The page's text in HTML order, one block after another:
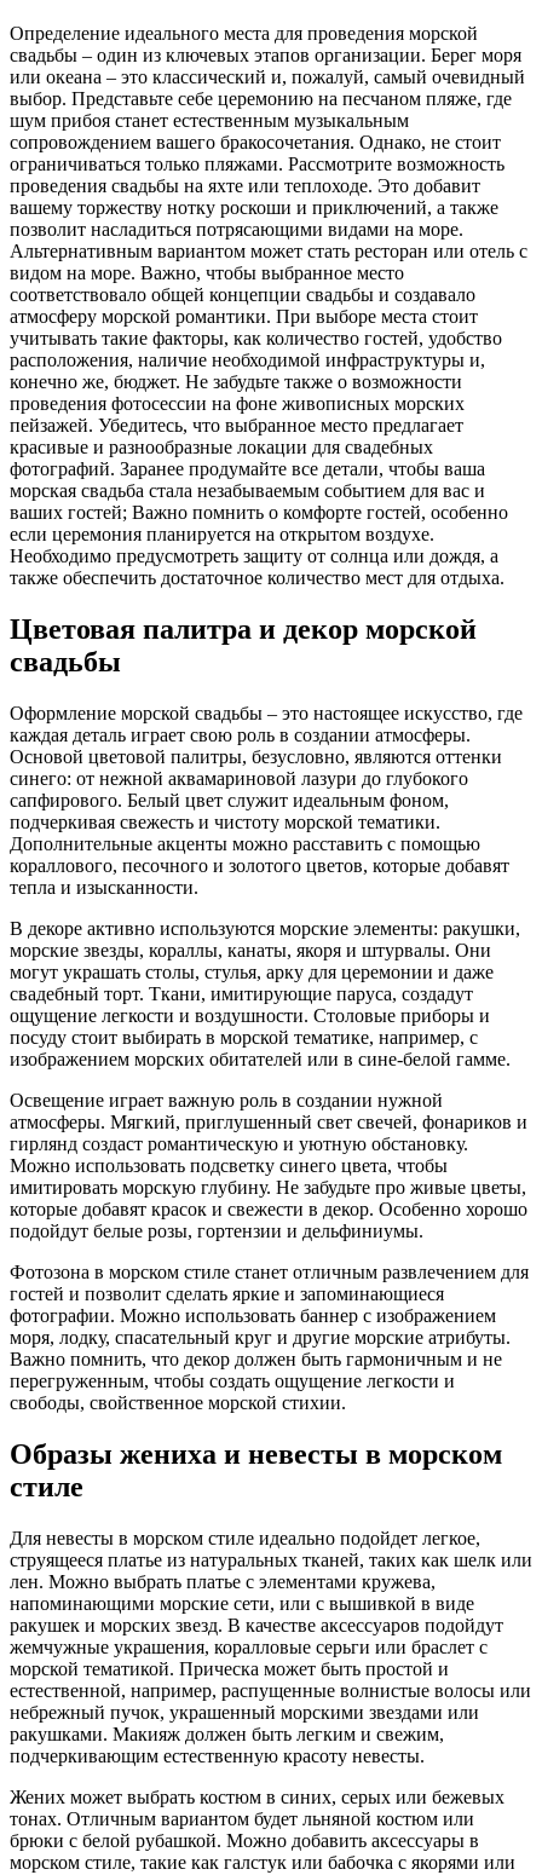
Определение идеального места для проведения морской
свадьбы – один из ключевых этапов организации. Берег моря
или океана – это классический и, пожалуй, самый очевидный
выбор. Представьте себе церемонию на песчаном пляже, где
шум прибоя станет естественным музыкальным
сопровождением вашего бракосочетания. Однако, не стоит
ограничиваться только пляжами. Рассмотрите возможность
проведения свадьбы на яхте или теплоходе. Это добавит
вашему торжеству нотку роскоши и приключений, а также
позволит насладиться потрясающими видами на море.
Альтернативным вариантом может стать ресторан или отель с
видом на море. Важно, чтобы выбранное место
соответствовало общей концепции свадьбы и создавало
атмосферу морской романтики. При выборе места стоит
учитывать такие факторы, как количество гостей, удобство
расположения, наличие необходимой инфраструктуры и,
конечно же, бюджет. Не забудьте также о возможности
проведения фотосессии на фоне живописных морских
пейзажей. Убедитесь, что выбранное место предлагает
красивые и разнообразные локации для свадебных
фотографий. Заранее продумайте все детали, чтобы ваша
морская свадьба стала незабываемым событием для вас и
ваших гостей; Важно помнить о комфорте гостей, особенно
если церемония планируется на открытом воздухе.
Необходимо предусмотреть защиту от солнца или дождя, а
также обеспечить достаточное количество мест для отдыха.
Цветовая палитра и декор морской
свадьбы
Оформление морской свадьбы – это настоящее искусство, где
каждая деталь играет свою роль в создании атмосферы.
Основой цветовой палитры, безусловно, являются оттенки
синего: от нежной аквамариновой лазури до глубокого
сапфирового. Белый цвет служит идеальным фоном,
подчеркивая свежесть и чистоту морской тематики.
Дополнительные акценты можно расставить с помощью
кораллового, песочного и золотого цветов, которые добавят
тепла и изысканности.
В декоре активно используются морские элементы: ракушки,
морские звезды, кораллы, канаты, якоря и штурвалы. Они
могут украшать столы, стулья, арку для церемонии и даже
свадебный торт. Ткани, имитирующие паруса, создадут
ощущение легкости и воздушности. Столовые приборы и
посуду стоит выбирать в морской тематике, например, с
изображением морских обитателей или в сине-белой гамме.
Освещение играет важную роль в создании нужной
атмосферы. Мягкий, приглушенный свет свечей, фонариков и
гирлянд создаст романтическую и уютную обстановку.
Можно использовать подсветку синего цвета, чтобы
имитировать морскую глубину. Не забудьте про живые цветы,
которые добавят красок и свежести в декор. Особенно хорошо
подойдут белые розы, гортензии и дельфиниумы.
Фотозона в морском стиле станет отличным развлечением для
гостей и позволит сделать яркие и запоминающиеся
фотографии. Можно использовать баннер с изображением
моря, лодку, спасательный круг и другие морские атрибуты.
Важно помнить, что декор должен быть гармоничным и не
перегруженным, чтобы создать ощущение легкости и
свободы, свойственное морской стихии.
Образы жениха и невесты в морском
стиле
Для невесты в морском стиле идеально подойдет легкое,
струящееся платье из натуральных тканей, таких как шелк или
лен. Можно выбрать платье с элементами кружева,
напоминающими морские сети, или с вышивкой в виде
ракушек и морских звезд. В качестве аксессуаров подойдут
жемчужные украшения, коралловые серьги или браслет с
морской тематикой. Прическа может быть простой и
естественной, например, распущенные волнистые волосы или
небрежный пучок, украшенный морскими звездами или
ракушками. Макияж должен быть легким и свежим,
подчеркивающим естественную красоту невесты.
Жених может выбрать костюм в синих, серых или бежевых
тонах. Отличным вариантом будет льняной костюм или
брюки с белой рубашкой. Можно добавить аксессуары в
морском стиле, такие как галстук или бабочка с якорями или